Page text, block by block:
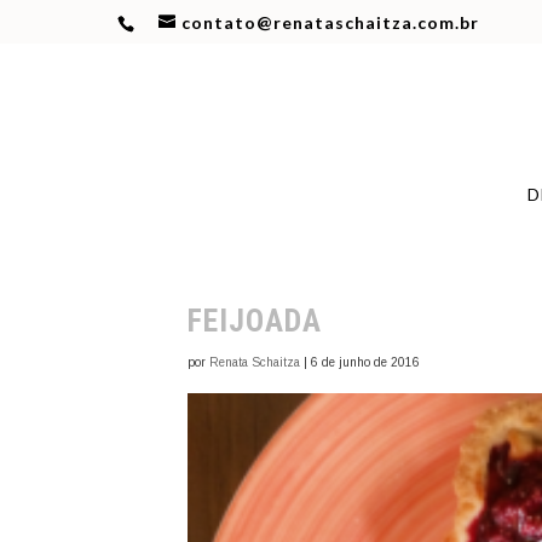
contato@renataschaitza.com.br
FEIJOADA
por Renata Schaitza 6 de junho de 2016